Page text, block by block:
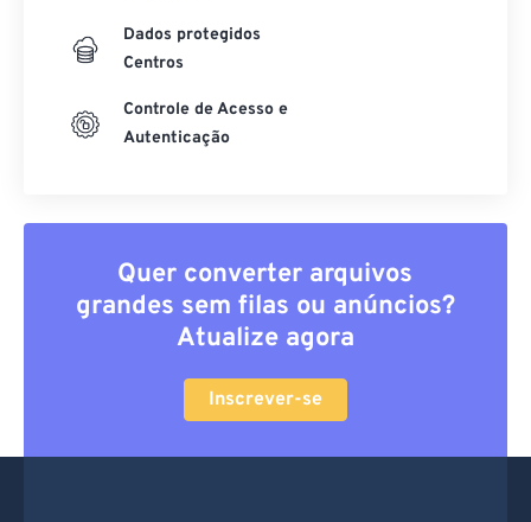
Dados protegidos
Centros
Controle de Acesso e
Autenticação
Quer converter arquivos
grandes sem filas ou anúncios?
Atualize agora
Inscrever-se